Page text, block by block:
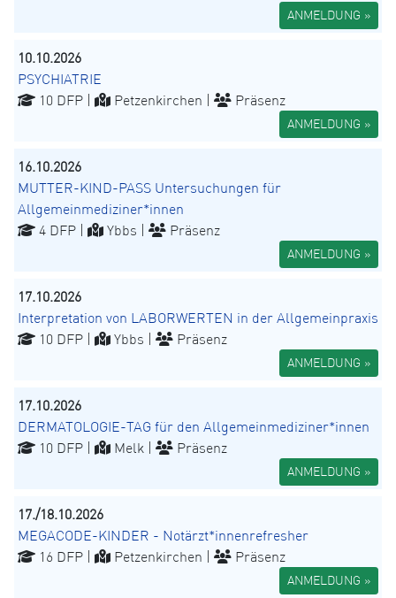
ANMELDUNG »
10.10.2026
PSYCHIATRIE
10 DFP |
Petzenkirchen | Präsenz
ANMELDUNG »
16.10.2026
MUTTER-KIND-PASS Untersuchungen für
Allgemeinmediziner*innen
4 DFP |
Ybbs | Präsenz
ANMELDUNG »
17.10.2026
Interpretation von LABORWERTEN in der Allgemeinpraxis
10 DFP |
Ybbs | Präsenz
ANMELDUNG »
17.10.2026
DERMATOLOGIE-TAG für den Allgemeinmediziner*innen
10 DFP |
Melk | Präsenz
ANMELDUNG »
17./18.10.2026
MEGACODE-KINDER - Notärzt*innenrefresher
16 DFP |
Petzenkirchen | Präsenz
ANMELDUNG »